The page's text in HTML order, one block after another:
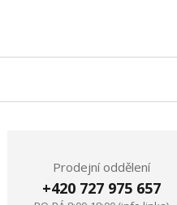
Prodejní oddělení
+420 727 975 657